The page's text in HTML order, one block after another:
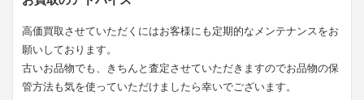
高価買取させていただくにはお客様にも定期的なメンテナンスをお
願いしております。
古いお品物でも、きちんと査定させていただきますのでお品物の保
管方法も気を使っていただけましたら幸いでございます。